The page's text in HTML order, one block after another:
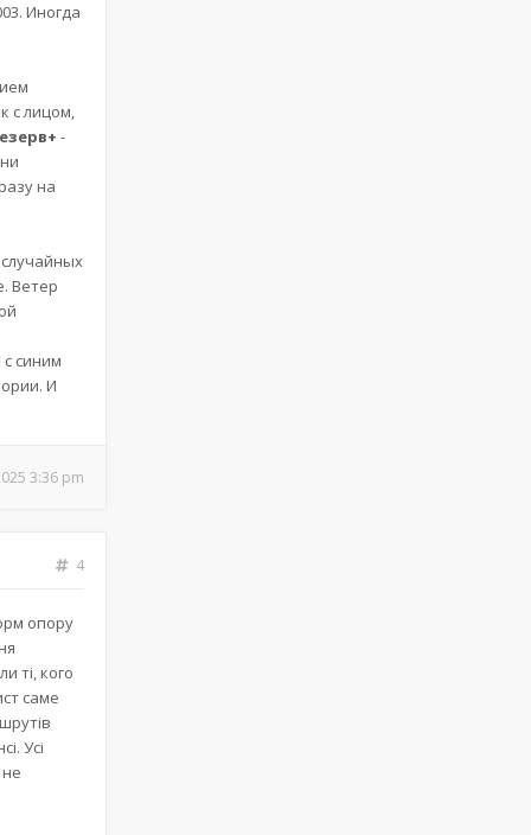
Иногда
с лицом,
-
на
Ветер
синим
И
3:36 pm
4
опору
ті, кого
саме
Усі